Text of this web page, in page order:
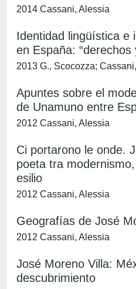
2014 Cassani, Alessia
Identidad lingüística e
en España: “derechos
2013 G., Scocozza;
Apuntes sobre el
de Unamuno entre
2012 Cassani, Alessia
Ci portarono le onde.
poeta tra
esilio
2012 Cassani, Alessia
Geografías de José
2012 Cassani, Alessia
José Moreno Villa:
descubrimiento